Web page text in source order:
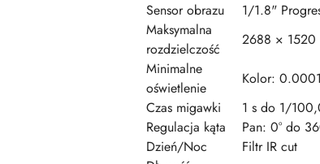
Sensor obrazu
1/1.8"
Maksymalna
rozdzielczość
2688 × 1520
Minimalne
oświetlenie
Kolor:
Czas migawki
1 s do 1/
Regulacja kąta
Pan: 0° do
Dzień/Noc
Filtr IR cut